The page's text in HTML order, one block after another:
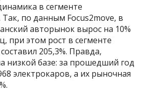
в сегменте
по данным Focus2move, в
авторынок вырос на 10%
при этом рост в сегменте
205,3%. Правда,
низкой базе: за прошедший год
электрокаров, а их рыночная